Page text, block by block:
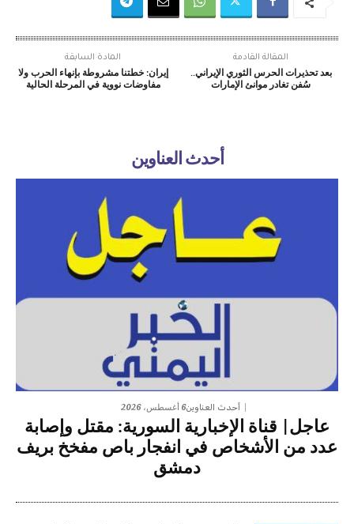
المادة السابقة
إيران: خطتنا مشروطة بإنهاء الحرب ولا
مفاوضات نووية في المرحلة الحالية
المقالة القادمة
بعد تحذيرات الحرس الثوري الإيراني..
سُفن تغادر موانئ الإمارات
أحدث العناوين
أحدث العناوين6 أغسطس، 2026
عاجل| قناة الإخبارية السورية: مقتل وإصابة
عدد من الأشخاص في انفجار باص مفخخ بريف
دمشق